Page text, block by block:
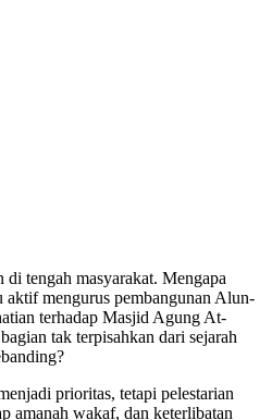
tengah masyarakat. Mengapa
mengurus pembangunan Alun-
terhadap Masjid Agung At-
tak terpisahkan dari sejarah
prioritas, tetapi pelestarian
amanah wakaf, dan keterlibatan